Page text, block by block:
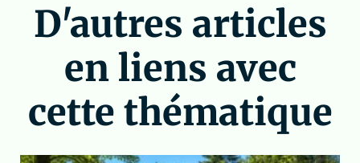
D'autres articles
en liens avec
cette thématique